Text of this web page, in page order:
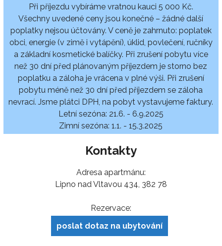
Při příjezdu vybíráme vratnou kauci 5 000 Kč.
Všechny uvedené ceny jsou konečné – žádné další
poplatky nejsou účtovány. V ceně je zahrnuto: poplatek
obci, energie (v zimě i vytápění), úklid, povlečení, ručníky
a základní kosmetické balíčky. Při zrušení pobytu více
než 30 dní před plánovaným příjezdem je storno bez
poplatku a záloha je vrácena v plné výši. Při zrušení
pobytu méně než 30 dní před příjezdem se záloha
nevrací. Jsme plátci DPH, na pobyt vystavujeme faktury.
Letní sezóna: 21.6. - 6.9.2025
Zimní sezóna: 1.1. - 15.3.2025
Kontakty
Adresa apartmánu:
Lipno nad Vltavou 434, 382 78
Rezervace:
poslat dotaz na ubytování